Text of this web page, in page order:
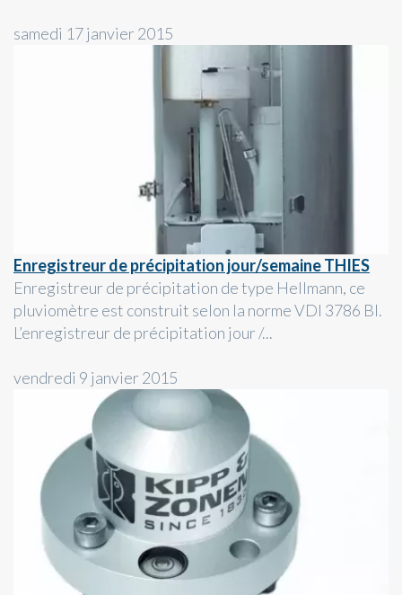
samedi 17 janvier 2015
Enregistreur de précipitation jour/semaine THIES
Enregistreur de précipitation de type Hellmann, ce
pluviomètre est construit selon la norme VDI 3786 Bl.
L’enregistreur de précipitation jour /...
vendredi 9 janvier 2015